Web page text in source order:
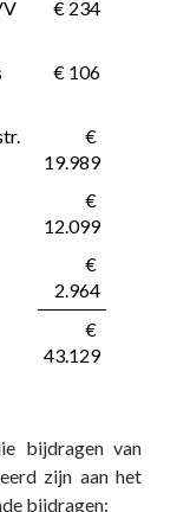
€ 234
€ 106
19.989
12.099
2.964
43.129
bijdragen van
zijn aan het
bijdragen: